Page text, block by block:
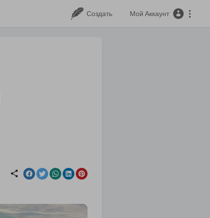
Создать Мой Аккаунт